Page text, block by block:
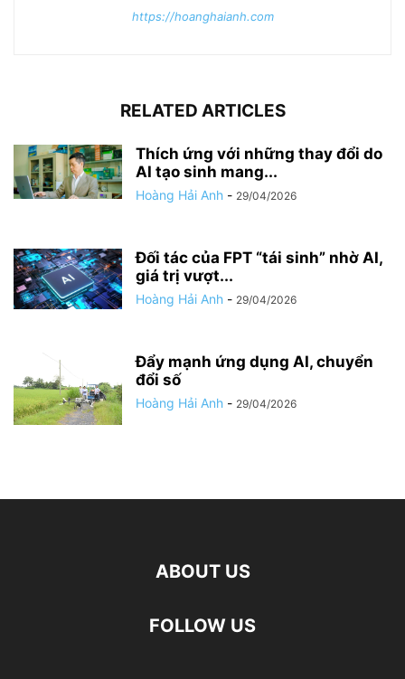
https://hoanghaianh.com
RELATED ARTICLES
Thích ứng với những thay đổi do
AI tạo sinh mang...
Hoàng Hải Anh - 29/04/2026
Đối tác của FPT “tái sinh” nhờ AI,
giá trị vượt...
Hoàng Hải Anh - 29/04/2026
Đẩy mạnh ứng dụng AI, chuyển
đổi số
Hoàng Hải Anh - 29/04/2026
ABOUT US
FOLLOW US